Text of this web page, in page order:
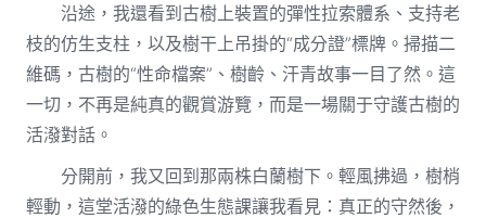
沿途，我還看到古樹上裝置的彈性拉索體系、支持老
枝的仿生支柱，以及樹干上吊掛的“成分證”標牌。掃描二
維碼，古樹的“性命檔案”、樹齡、汗青故事一目了然。這
一切，不再是純真的觀賞游覽，而是一場關于守護古樹的
活潑對話。
分開前，我又回到那兩株白蘭樹下。輕風拂過，樹梢
輕動，這堂活潑的綠色生態課讓我看見：真正的守然後，